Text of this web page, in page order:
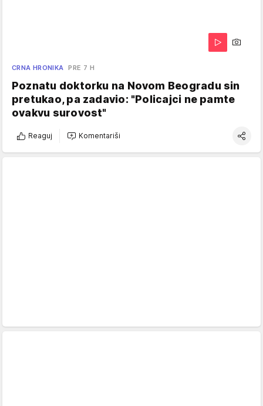
CRNA HRONIKA PRE 7 H
Poznatu doktorku na Novom Beogradu sin
pretukao, pa zadavio: "Policajci ne pamte
ovakvu surovost"
Reaguj Komentariši